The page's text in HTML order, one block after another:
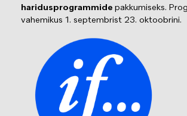
haridusprogrammide pakkumiseks.
vahemikus 1. septembrist 23. oktoobrini.